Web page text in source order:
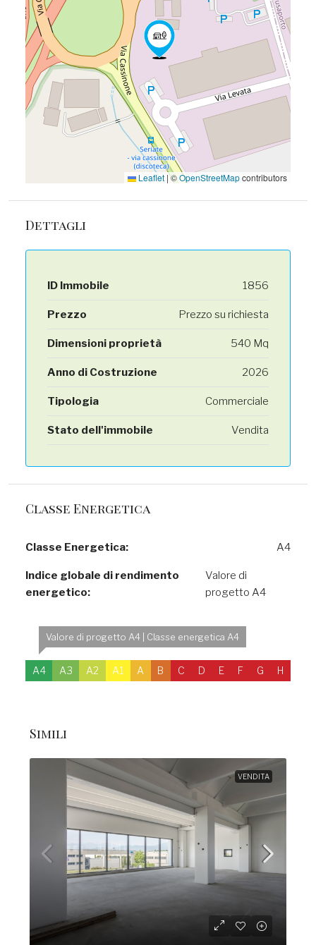
Leaflet |©OpenStreetMapcontributors
Dettagli
ID Immobile 1856
Prezzo Prezzo su richiesta
Dimensioni proprietà 540 Mq
Anno di Costruzione 2026
Tipologia Commerciale
Stato dell'immobile Vendita
Classe Energetica
Classe Energetica: A4
Indice globale di rendimento
energetico:
Valore di
progetto A4
Valore di progetto A4 | Classe energetica A4
A4 A3 A2 A1 A B C D E F G H
Simili
VENDITA